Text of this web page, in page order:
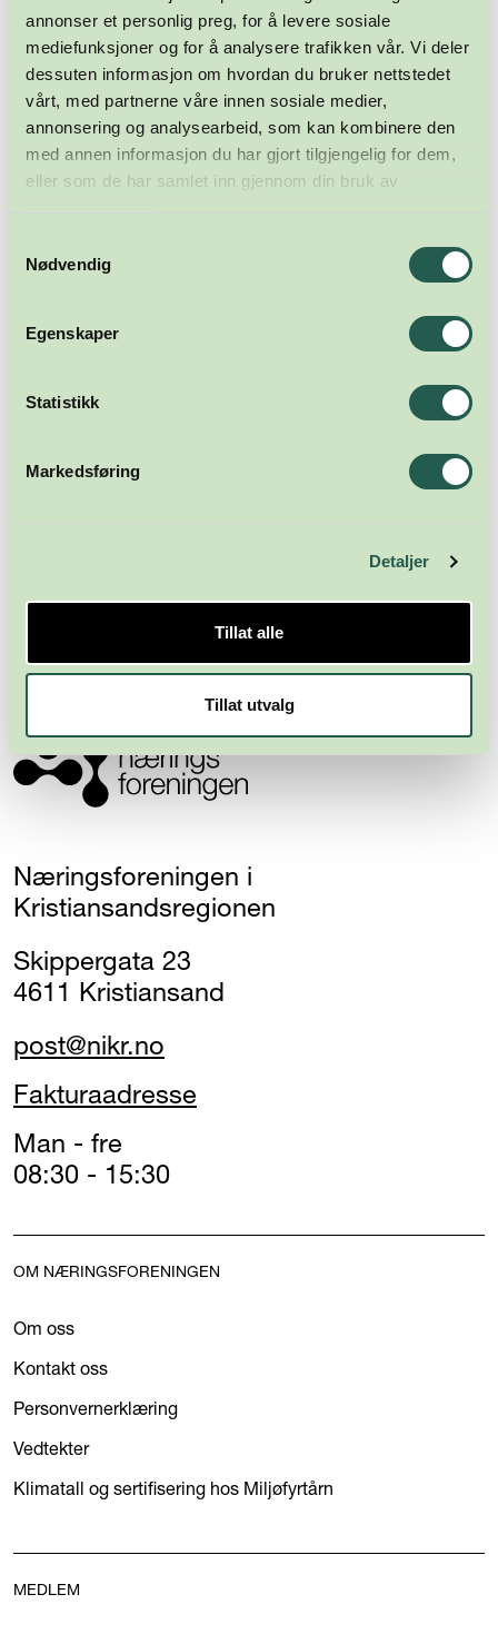
annonser et personlig preg, for å levere sosiale
mediefunksjoner og for å analysere trafikken vår. Vi deler
dessuten informasjon om hvordan du bruker nettstedet
vårt, med partnerne våre innen sosiale medier,
annonsering og analysearbeid, som kan kombinere den
med annen informasjon du har gjort tilgjengelig for dem,
eller som de har samlet inn gjennom din bruk av
Nødvendig
Egenskaper
Statistikk
Markedsføring
Detaljer
Tillat alle
Tillat utvalg
Meld deg på nyhetsbrevet
Abonner
Næringsforeningen i
Kristiansandsregionen
Skippergata 23
4611 Kristiansand
post@nikr.no
Fakturaadresse
Man - fre
08:30 - 15:30
OM NÆRINGSFORENINGEN
Om oss
Kontakt oss
Personvernerklæring
Vedtekter
Klimatall og sertifisering hos Miljøfyrtårn
MEDLEM